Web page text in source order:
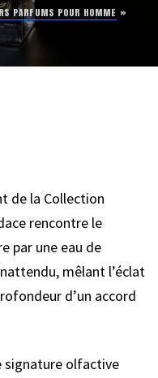
PARFUMS POUR HOMME »
de la Collection
rencontre le
par une eau de
mêlant l’éclat
d’un accord
signature olfactive